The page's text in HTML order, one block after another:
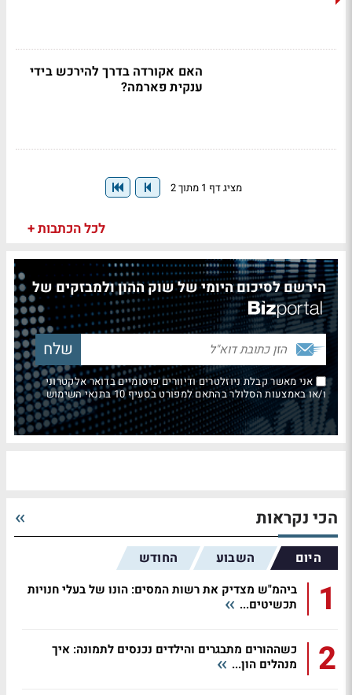
האם אקורדה בדרך להירכש בידי
ענקית פארמה?
מציג דף 1 מתוך 2
לכל הכתבות +
הירשם לסיכום היומי של שוק ההון ולמבזקים של
אני מאשר קבלת ניוזלטרים ודיוורים פרסומיים בדואר אלקטרוני
ו/או באמצעות הסלולר בהתאם למפורט בסעיף 10 בתנאי השימוש
הכי נקראות
היום השבוע החודש
1
ביהמ"ש מצדיק את רשות המסים: הונו של בעלי חנויות
תכשיטים...
2
כשההורים מתבגרים והילדים נכנסים לתמונה: איך
מנהלים הון...